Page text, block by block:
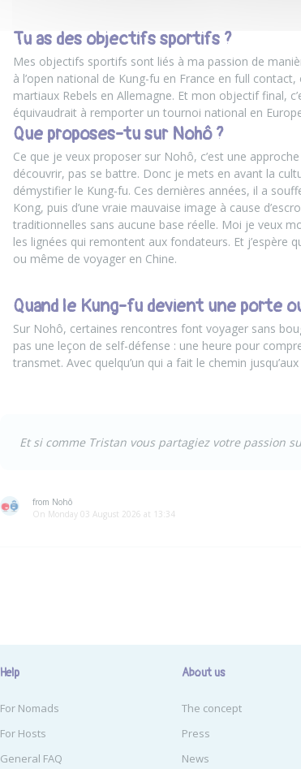
Tu as des objectifs sportifs ?
Mes objectifs sportifs sont liés à ma passion de
à l’open national de Kung-fu en France en full
martiaux Rebels en Allemagne. Et mon objectif final,
équivaudrait à remporter un tournoi national en
Que proposes-tu sur Nohô ?
Ce que je veux proposer sur Nohô, c’est une
découvrir, pas se battre. Donc je mets en avant la
démystifier le Kung-fu. Ces dernières années, il a
Kong, puis d’une vraie mauvaise image à cause
traditionnelles sans aucune base réelle. Moi je veux
les lignées qui remontent aux fondateurs. Et j’espère
ou même de voyager en Chine.
Quand le Kung-fu devient une porte
Sur Nohô, certaines rencontres font voyager sans
pas une leçon de self-défense : une heure pour
transmet. Avec quelqu’un qui a fait le chemin
Et si comme Tristan vous partagiez votre passion
from Nohô
On Monday 03 August 2026 at 13:34
Help
For Nomads
For Hosts
General FAQ
About us
The concept
Press
News